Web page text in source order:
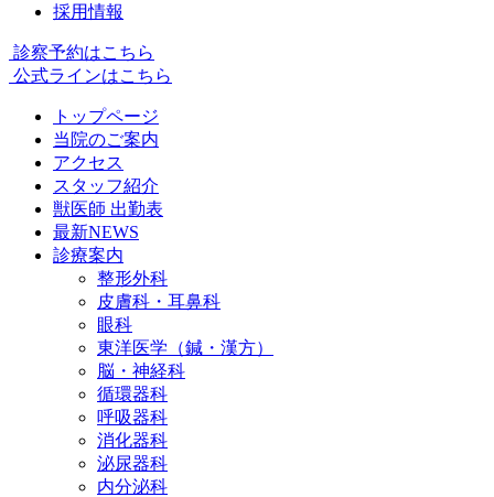
採用情報
診察予約はこちら
公式ラインはこちら
トップページ
当院のご案内
アクセス
スタッフ紹介
獣医師 出勤表
最新NEWS
診療案内
整形外科
皮膚科・耳鼻科
眼科
東洋医学（鍼・漢方）
脳・神経科
循環器科
呼吸器科
消化器科
泌尿器科
内分泌科